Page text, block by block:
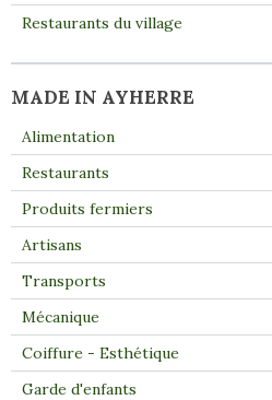
Restaurants du village
MADE IN AYHERRE
Alimentation
Restaurants
Produits fermiers
Artisans
Transports
Mécanique
Coiffure - Esthétique
Garde d'enfants